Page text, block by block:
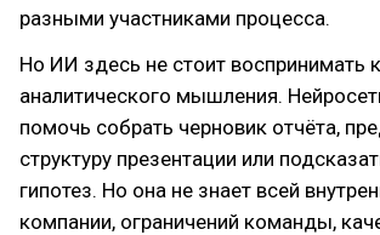
разными участниками процесса.
Но ИИ здесь не стоит воспринимать
аналитического мышления.
помочь собрать черновик отчёта,
структуру презентации или
гипотез. Но она не знает всей
компании, ограничений команды,